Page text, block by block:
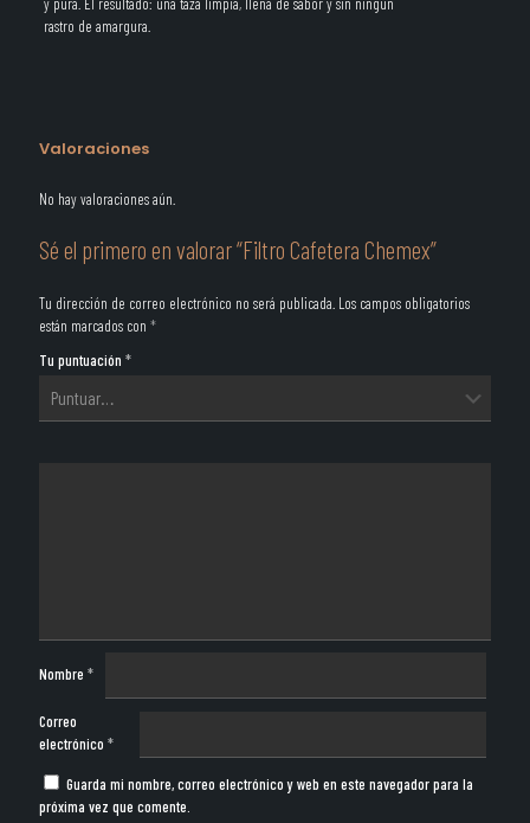
rastro de amargura.
Valoraciones
No hay valoraciones aún.
Sé el primero en valorar “Filtro Cafetera Chemex”
Tu dirección de correo electrónico no será publicada. Los campos obligatorios
están marcados con *
Tu puntuación *
Nombre *
Correo
electrónico *
Guarda mi nombre, correo electrónico y web en este navegador para la
próxima vez que comente.